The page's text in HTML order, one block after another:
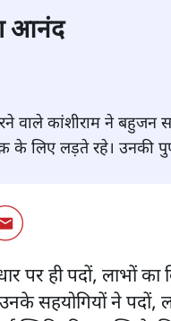
आनंद
वाले कांशीराम ने
के लिए लड़ते रहे। उनकी
पर ही पदों, लाभों
सहयोगियों ने पदों,